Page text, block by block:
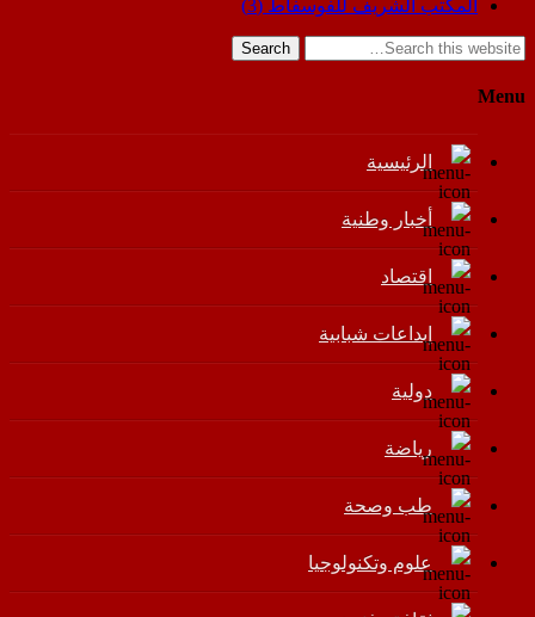
المكتب الشريف للفوسفاط (3)
Search
Menu
الرئيسية
أخبار وطنية
اقتصاد
إبداعات شبابية
دولية
رياضة
طب وصحة
علوم وتكنولوجيا